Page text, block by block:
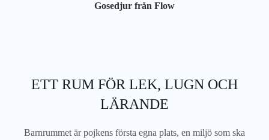
Gosedjur från Flow
ETT RUM FÖR LEK, LUGN OCH
LÄRANDE
Barnrummet är pojkens första egna plats, en miljö som ska